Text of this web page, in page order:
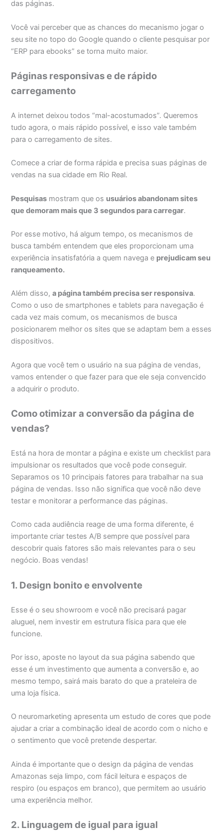
das páginas.
Você vai perceber que as chances do mecanismo jogar o
seu site no topo do Google quando o cliente pesquisar por
“ERP para ebooks” se torna muito maior.
Páginas responsivas e de rápido
carregamento
A internet deixou todos “mal-acostumados”. Queremos
tudo agora, o mais rápido possível, e isso vale também
para o carregamento de sites.
Comece a criar de forma rápida e precisa suas páginas de
vendas na sua cidade em Rio Real.
Pesquisas mostram que os usuários abandonam sites
que demoram mais que 3 segundos para carregar.
Por esse motivo, há algum tempo, os mecanismos de
busca também entendem que eles proporcionam uma
experiência insatisfatória a quem navega e prejudicam seu
ranqueamento.
Além disso,a página também precisa ser responsiva.
Como o uso de smartphones e tablets para navegação é
cada vez mais comum, os mecanismos de busca
posicionarem melhor os sites que se adaptam bem a esses
dispositivos.
Agora que você tem o usuário na sua página de vendas,
vamos entender o que fazer para que ele seja convencido
a adquirir o produto.
Como otimizar a conversão da página de
vendas?
Está na hora de montar a página e existe um checklist para
impulsionar os resultados que você pode conseguir.
Separamos os 10 principais fatores para trabalhar na sua
página de vendas. Isso não significa que você não deve
testar e monitorar a performance das páginas.
Como cada audiência reage de uma forma diferente, é
importante criar testes A/B sempre que possível para
descobrir quais fatores são mais relevantes para o seu
negócio. Boas vendas!
1. Design bonito e envolvente
Esse é o seu showroom e você não precisará pagar
aluguel, nem investir em estrutura física para que ele
funcione.
Por isso, aposte no layout da sua página sabendo que
esse é um investimento que aumenta a conversão e, ao
mesmo tempo, sairá mais barato do que a prateleira de
uma loja física.
O neuromarketing apresenta um estudo de cores que pode
ajudar a criar a combinação ideal de acordo com o nicho e
o sentimento que você pretende despertar.
Ainda é importante que o design da página de vendas
Amazonas seja limpo, com fácil leitura e espaços de
respiro (ou espaços em branco), que permitem ao usuário
uma experiência melhor.
2. Linguagem de igual para igual